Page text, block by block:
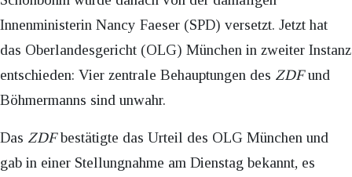
Innenministerin Nancy Faeser (SPD) versetzt. Jetzt hat
das Oberlandesgericht (OLG) München in zweiter Instanz
entschieden: Vier zentrale Behauptungen des ZDFund
Böhmermanns sind unwahr.
Das ZDFbestätigte das Urteil des OLG München und
gab in einer Stellungnahme am Dienstag bekannt, es